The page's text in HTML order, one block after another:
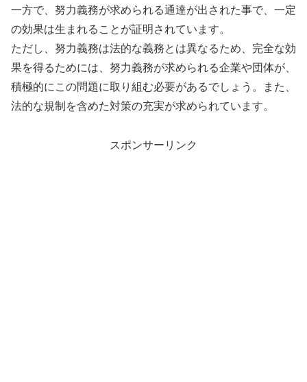
一方で、努力義務が求められる通達が出された事で、一定
の効果は生まれることが証明されています。
ただし、努力義務は法的な義務とは異なるため、完全な効
果を得るためには、努力義務が求められる企業や団体が、
積極的にこの問題に取り組む必要があるでしょう。また、
法的な規制を含めた対策の充実が求められています。
スポンサーリンク